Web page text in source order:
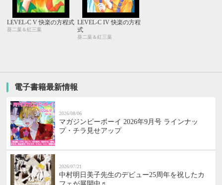
LEVEL-C V 快楽の方程式
葵二葉＆紅三葉
LEVEL-C IV 快楽の方程
式
葵二葉＆紅三葉
電子書籍最新情報
2026/08/06
マガジンビーボーイ 2026年9月号 ラインナッ
プ・チラ見せアップ
2026/07/21
中村明日美子先生のデビュー25周年を祝したカ